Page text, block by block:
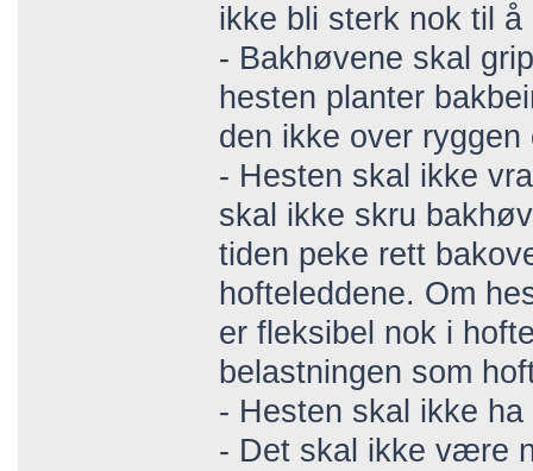
ikke bli sterk nok til
- Bakhøvene skal
hesten planter
den ikke over
- Hesten skal ikke
skal ikke skru
tiden peke rett
hofteleddene. Om
er fleksibel nok i
belastningen som
- Hesten skal ikke
- Det skal ikke være